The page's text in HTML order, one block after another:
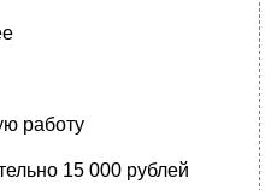
работу
15 000 рублей